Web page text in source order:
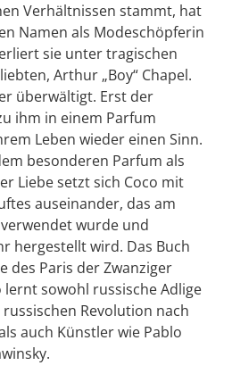
Verhältnissen stammt, hat
Namen als Modeschöpferin
sie unter tragischen
Arthur „Boy“ Chapel.
überwältigt. Erst der
ihm in einem Parfum
Leben wieder einen Sinn.
besonderen Parfum als
Liebe setzt sich Coco mit
auseinander, das am
wurde und
hergestellt wird. Das Buch
des Paris der Zwanziger
lernt sowohl russische Adlige
Revolution nach
auch Künstler wie Pablo